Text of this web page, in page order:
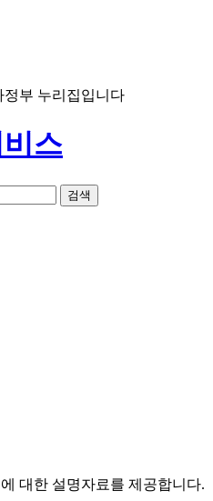
정부 누리집입니다
스
검색
대한 설명자료를 제공합니다.